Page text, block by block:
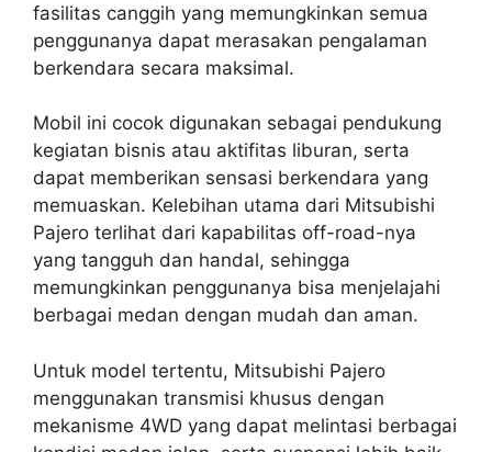
fasilitas canggih yang memungkinkan semua
penggunanya dapat merasakan pengalaman
berkendara secara maksimal.
Mobil ini cocok digunakan sebagai pendukung
kegiatan bisnis atau aktifitas liburan, serta
dapat memberikan sensasi berkendara yang
memuaskan. Kelebihan utama dari Mitsubishi
Pajero terlihat dari kapabilitas off-road-nya
yang tangguh dan handal, sehingga
memungkinkan penggunanya bisa menjelajahi
berbagai medan dengan mudah dan aman.
Untuk model tertentu, Mitsubishi Pajero
menggunakan transmisi khusus dengan
mekanisme 4WD yang dapat melintasi berbagai